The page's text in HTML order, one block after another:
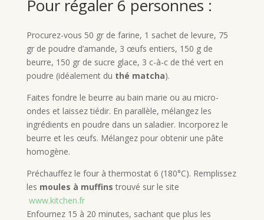
Pour régaler 6 personnes :
Procurez-vous 50 gr de farine, 1 sachet de levure, 75
gr de poudre d’amande, 3 œufs entiers, 150 g de
beurre, 150 gr de sucre glace, 3 c-à-c de thé vert en
poudre (idéalement du thé matcha).
Faites fondre le beurre au bain marie ou au micro-
ondes et laissez tiédir. En parallèle, mélangez les
ingrédients en poudre dans un saladier. Incorporez le
beurre et les œufs. Mélangez pour obtenir une pâte
homogène.
Préchauffez le four à thermostat 6 (180°C). Remplissez
les moules à muffins trouvé sur le site
www.kitchen.fr
Enfournez 15 à 20 minutes, sachant que plus les